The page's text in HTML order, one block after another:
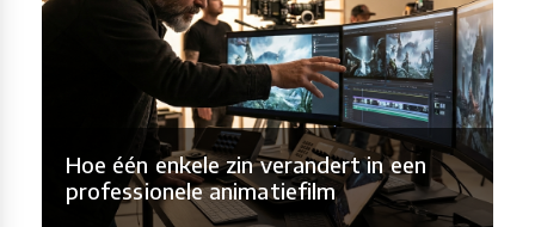
Hoe één enkele zin verandert in een
professionele animatiefilm